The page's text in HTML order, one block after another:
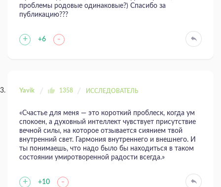
проблемы родовые одинаковые?) Спасибо за
публикацию???
+ +6 -
Yavik 1358 ИССЛЕДОВАТЕЛЬ
«Счастье для меня — это короткий проблеск, когда ум
спокоен, а духовный интеллект чувствует присутствие
вечной силы, на которое отзывается сиянием твой
внутренний свет. Гармония внутреннего и внешнего. И
ты понимаешь, что надо было бы находиться в таком
состоянии умиротворенной радости всегда.»
+ +10 -